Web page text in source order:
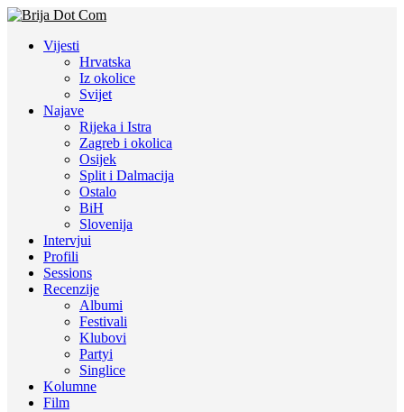
Vijesti
Hrvatska
Iz okolice
Svijet
Najave
Rijeka i Istra
Zagreb i okolica
Osijek
Split i Dalmacija
Ostalo
BiH
Slovenija
Intervjui
Profili
Sessions
Recenzije
Albumi
Festivali
Klubovi
Partyi
Singlice
Kolumne
Film